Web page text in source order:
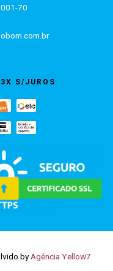
70
S/JUROS
byAgência Yellow7